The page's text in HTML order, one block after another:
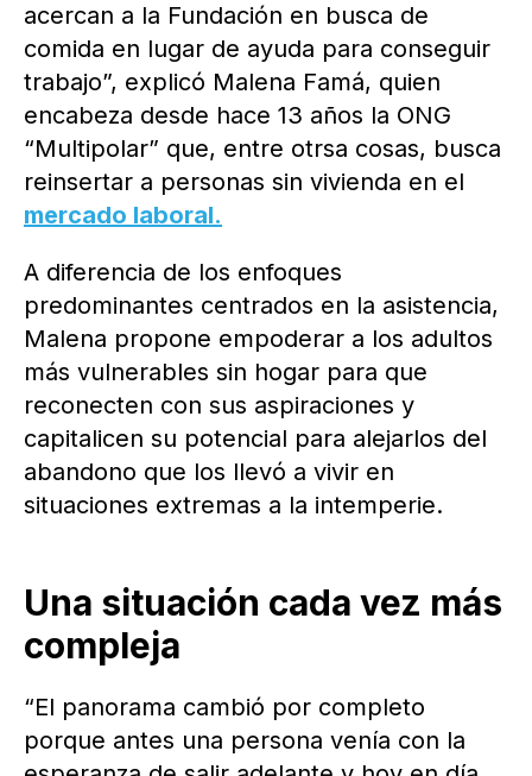
acercan a la Fundación en busca de
comida en lugar de ayuda para conseguir
trabajo”, explicó Malena Famá, quien
encabeza desde hace 13 años la ONG
“Multipolar” que, entre otrsa cosas, busca
reinsertar a personas sin vivienda en el
mercado laboral.
A diferencia de los enfoques
predominantes centrados en la asistencia,
Malena propone empoderar a los adultos
más vulnerables sin hogar para que
reconecten con sus aspiraciones y
capitalicen su potencial para alejarlos del
abandono que los llevó a vivir en
situaciones extremas a la intemperie.
Una situación cada vez más
compleja
“El panorama cambió por completo
porque antes una persona venía con la